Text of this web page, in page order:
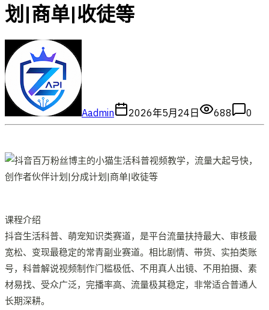
划|商单|收徒等
Aadmin 2026年5月24日 688 0
课程介绍
抖音生活科普、萌宠知识类赛道，是平台流量扶持最大、审核最
宽松、变现最稳定的常青副业赛道。相比剧情、带货、实拍类账
号，科普解说视频制作门槛极低、不用真人出镜、不用拍摄、素
材易找、受众广泛，完播率高、流量极其稳定，非常适合普通人
长期深耕。